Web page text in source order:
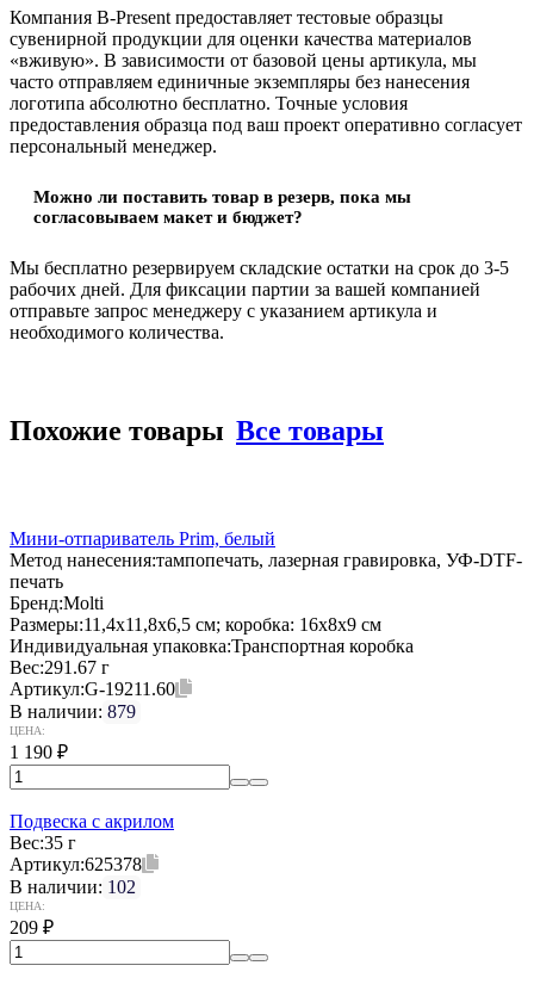
Компания B-Present предоставляет тестовые образцы
сувенирной продукции для оценки качества материалов
«вживую». В зависимости от базовой цены артикула, мы
часто отправляем единичные экземпляры без нанесения
логотипа абсолютно бесплатно. Точные условия
предоставления образца под ваш проект оперативно согласует
персональный менеджер.
Можно ли поставить товар в резерв, пока мы
согласовываем макет и бюджет?
Мы бесплатно резервируем складские остатки на срок до 3-5
рабочих дней. Для фиксации партии за вашей компанией
отправьте запрос менеджеру с указанием артикула и
необходимого количества.
Похожие товары Все товары
Мини-отпариватель Prim, белый
Метод нанесения:тампопечать, лазерная гравировка, УФ-DTF-
печать
Бренд:Molti
Размеры:11,4х11,8х6,5 см; коробка: 16х8х9 см
Индивидуальная упаковка:Транспортная коробка
Вес:291.67 г
Артикул:G-19211.60
В наличии: 879
ЦЕНА:
1 190 ₽
Подвеска с акрилом
Вес:35 г
Артикул:625378
В наличии: 102
ЦЕНА:
209 ₽